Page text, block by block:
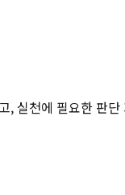
, 실천에 필요한 판